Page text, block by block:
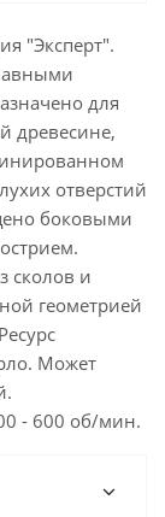
"Эксперт".
для
древесине,
отверстий
боковыми
сколов и
геометрией
Может
- 600 об/мин.